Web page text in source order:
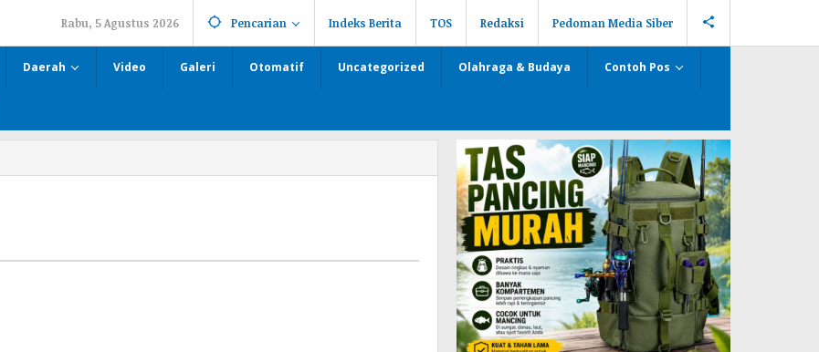
Rabu, 5 Agustus 2026 Pencarian Indeks Berita TOS Redaksi Pedoman Media Siber
Daerah Video Galeri Otomatif Uncategorized Olahraga & Budaya Contoh Pos